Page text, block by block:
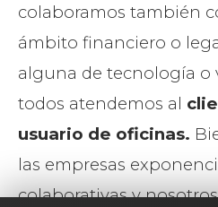
colaboramos también
ámbito financiero o
alguna de tecnología o
todos atendemos al
usuario de oficinas.
las empresas
colaborativas y